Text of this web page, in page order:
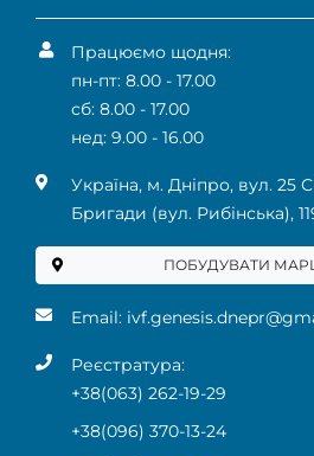
Працюємо щодня:
пн-пт: 8.00 - 17.00
сб: 8.00 - 17.00
нед: 9.00 - 16.00
Українa, м. Дніпро, вул. 25
Бригади (вул. Рибінська),
ПОБУДУВАТИ
Email:
Реєстратура:
+38(063) 262-19-29
+38(096) 370-13-24